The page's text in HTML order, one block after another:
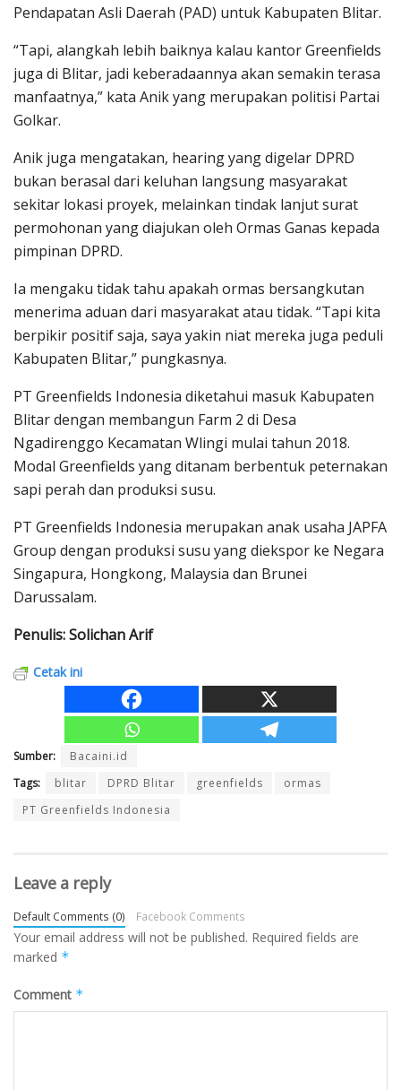
Pendapatan Asli Daerah (PAD) untuk Kabupaten Blitar.
“Tapi, alangkah lebih baiknya kalau kantor Greenfields
juga di Blitar, jadi keberadaannya akan semakin terasa
manfaatnya,” kata Anik yang merupakan politisi Partai
Golkar.
Anik juga mengatakan, hearing yang digelar DPRD
bukan berasal dari keluhan langsung masyarakat
sekitar lokasi proyek, melainkan tindak lanjut surat
permohonan yang diajukan oleh Ormas Ganas kepada
pimpinan DPRD.
Ia mengaku tidak tahu apakah ormas bersangkutan
menerima aduan dari masyarakat atau tidak. “Tapi kita
berpikir positif saja, saya yakin niat mereka juga peduli
Kabupaten Blitar,” pungkasnya.
PT Greenfields Indonesia diketahui masuk Kabupaten
Blitar dengan membangun Farm 2 di Desa
Ngadirenggo Kecamatan Wlingi mulai tahun 2018.
Modal Greenfields yang ditanam berbentuk peternakan
sapi perah dan produksi susu.
PT Greenfields Indonesia merupakan anak usaha JAPFA
Group dengan produksi susu yang diekspor ke Negara
Singapura, Hongkong, Malaysia dan Brunei
Darussalam.
Penulis: Solichan Arif
Cetak ini
Sumber:
Bacaini.id
Tags:
blitar DPRD Blitar greenfields
ormas
PT Greenfields Indonesia
Leave a reply
Default Comments (0) Facebook Comments
Your email address will not be published. Required fields are
marked *
Comment *